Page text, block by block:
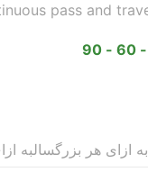
pass and
به ازای هر بزرگسالبه